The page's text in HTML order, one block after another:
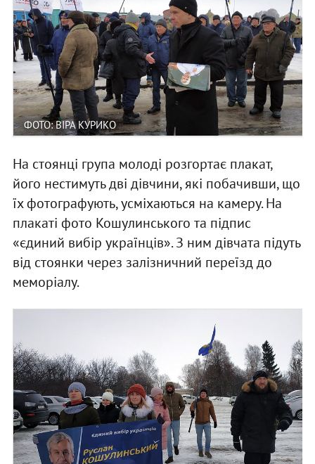
ФОТО: ВІРА КУРИКО
На стоянці група молоді розгортає плакат,
його нестимуть дві дівчини, які побачивши, що
їх фотографують, усміхаються на камеру. На
плакаті фото Кошулинського та підпис
«єдиний вибір українців». З ним дівчата підуть
від стоянки через залізничний переїзд до
меморіалу.